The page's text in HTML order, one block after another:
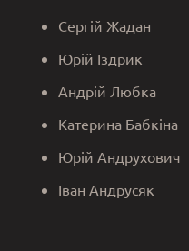
Сергій Жадан
Юрій Іздрик
Андрій Любка
Катерина Бабкіна
Юрій Андрухович
Іван Андрусяк